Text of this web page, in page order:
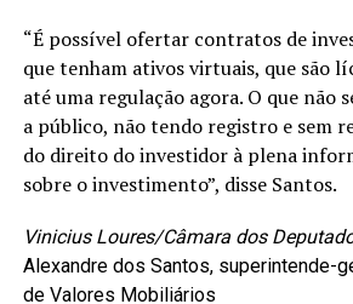
“É possível ofertar contratos de
que tenham ativos virtuais, que são
até uma regulação agora. O que não
a público, não tendo registro e sem
do direito do investidor à plena
sobre o investimento”, disse Santos.
Vinicius Loures/Câmara dos
Alexandre dos Santos, superintende-
de Valores Mobiliários